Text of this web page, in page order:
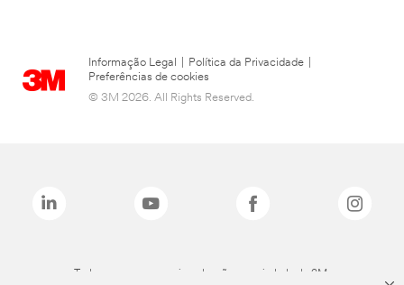
Informação Legal Política da Privacidade
Preferências de cookies
© 3M 2026. All Rights Reserved.
Todas as marcas mencionadas são propriedade da 3M.